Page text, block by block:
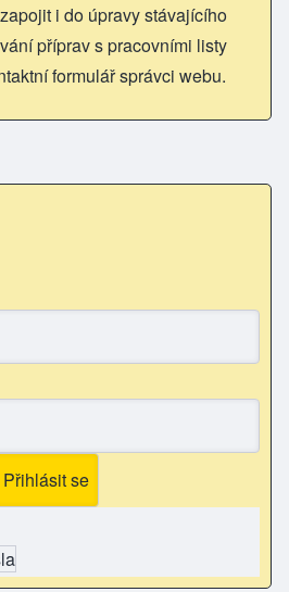
i do úpravy stávajícího
příprav s pracovními listy
formulář správci webu.